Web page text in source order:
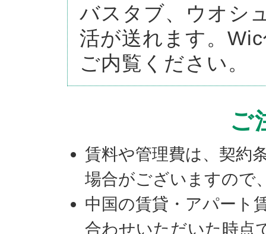
バスタブ、ウオシ
活が送れます。
ご内覧ください。
ご
賃料や管理費は、契約
場合がございますので
中国の賃貸・アパート
合わせいただいた時点